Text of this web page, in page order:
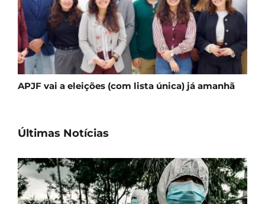
APJF vai a eleições (com lista única) já amanhã
Últimas Notícias